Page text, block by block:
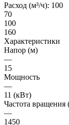
Расход (м³/ч): 100
70
100
160
Характеристики
Напор (м)
—
15
Мощность
—
11 (кВт)
Частота вращения
—
1450